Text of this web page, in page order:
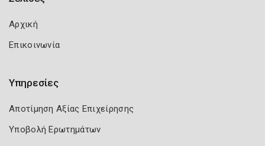
Αρχική
Επικοινωνία
Υπηρεσίες
Αποτίμηση Αξίας Επιχείρησης
Υποβολή Ερωτημάτων